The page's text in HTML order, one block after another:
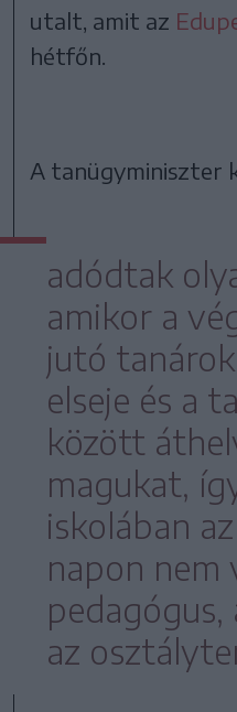
utalt, amit az
hétfőn.
A tanügyminiszter
adódtak
amikor a
jutó
elseje és a
között
magukat,
iskolában
napon nem
pedagógus,
az